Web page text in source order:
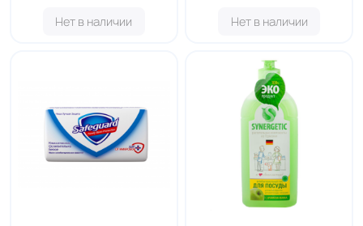
Нет в наличии
Нет в наличии